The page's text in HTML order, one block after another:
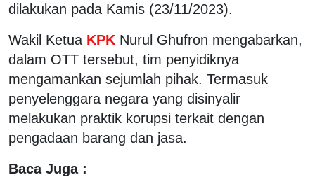
dilakukan pada Kamis (23/11/2023).
Wakil Ketua KPK Nurul Ghufron mengabarkan,
dalam OTT tersebut, tim penyidiknya
mengamankan sejumlah pihak. Termasuk
penyelenggara negara yang disinyalir
melakukan praktik korupsi terkait dengan
pengadaan barang dan jasa.
Baca Juga :